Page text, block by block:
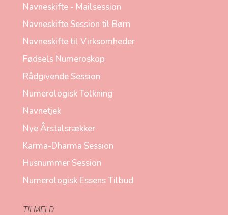
Navneskifte - Mailsession
Navneskifte Session til Børn
Navneskifte til Virksomheder
Fødsels Numeroskop
Rådgivende Session
Numerologisk Tolkning
Navnetjek
Nye Årstalsrækker
Karma-Dharma Session
Husnummer Session
Numerologisk Essens Tilbud
TILMELD